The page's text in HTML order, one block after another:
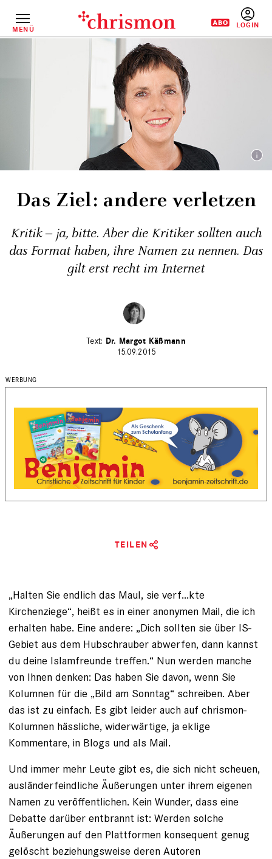
InhaltMENÜ
Das Ziel: andere verletzen
Kritik ‒ ja, bitte. Aber die Kritiker sollten auch
das Format haben, ihre Namen zu nennen. Das
gilt erst recht im Internet
Dr. Margot Käßmann
15.09.2015
TEILEN
„Halten Sie endlich das Maul, sie verf...kte
Kirchenziege“, heißt es in einer anonymen Mail, die ich
erhalten habe. Eine andere: „Dich sollten sie über IS-
Gebiet aus dem Hubschrauber abwerfen, dann kannst
du deine Islamfreunde treffen.“ Nun werden manche
von Ihnen denken: Das haben Sie davon, wenn Sie
Kolumnen für die „Bild am Sonntag“ schreiben. Aber
das ist zu einfach. Es gibt leider auch auf chrismon-
Kolumnen hässliche, widerwärtige, ja eklige
Kommentare, in Blogs und als Mail.
Und immer mehr Leute gibt es, die sich nicht scheuen,
ausländerfeindliche Äußerungen unter ihrem eigenen
Namen zu veröffentlichen. Kein Wunder, dass eine
Debatte darüber entbrannt ist: Werden ­solche
Äußerungen auf den Plattformen konsequent genug
gelöscht beziehungsweise deren Autoren